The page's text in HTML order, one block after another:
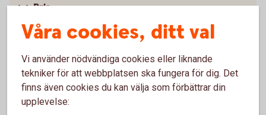
Pris
Skaffa tjänsten
Våra cookies, ditt val
Vi använder nödvändiga cookies eller liknande
tekniker för att webbplatsen ska fungera för dig. Det
finns även cookies du kan välja som förbättrar din
upplevelse: